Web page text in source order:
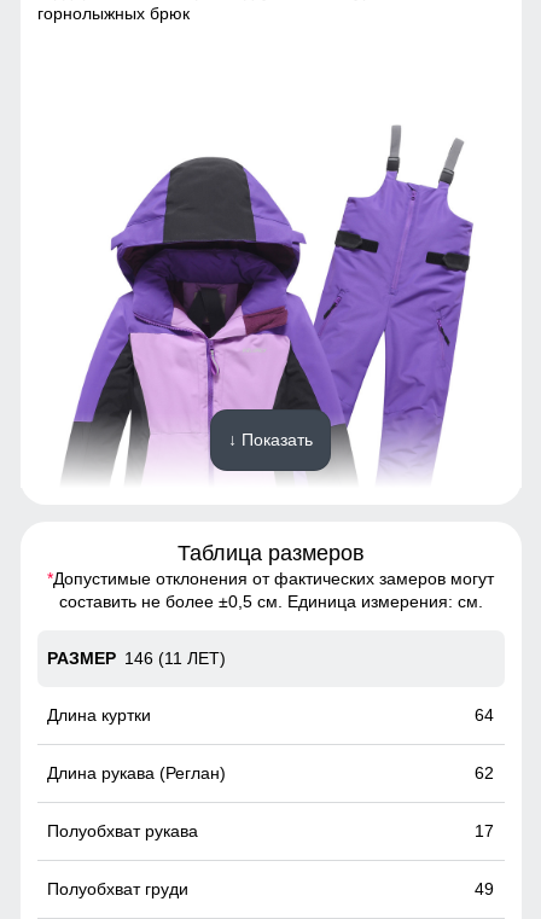
горнолыжных брюк
Спортивный горнолыжный костюм - это предмет
гардероба, состоящий из двух частей: куртки и
Элемент одежды нужен для защиты шеи от холода, но со
↓ Показать
Таблица размеров
*Допустимые отклонения от фактических замеров могут
составить не более ±0,5 см. Единица измерения: см.
146 (11 ЛЕТ)
64
62
17
49